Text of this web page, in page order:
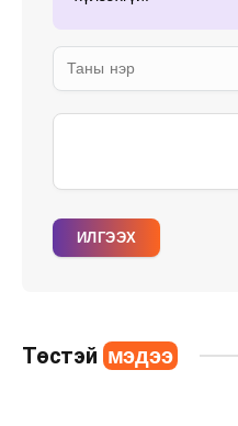
ИЛГЭЭХ
Төстэй мэдээ